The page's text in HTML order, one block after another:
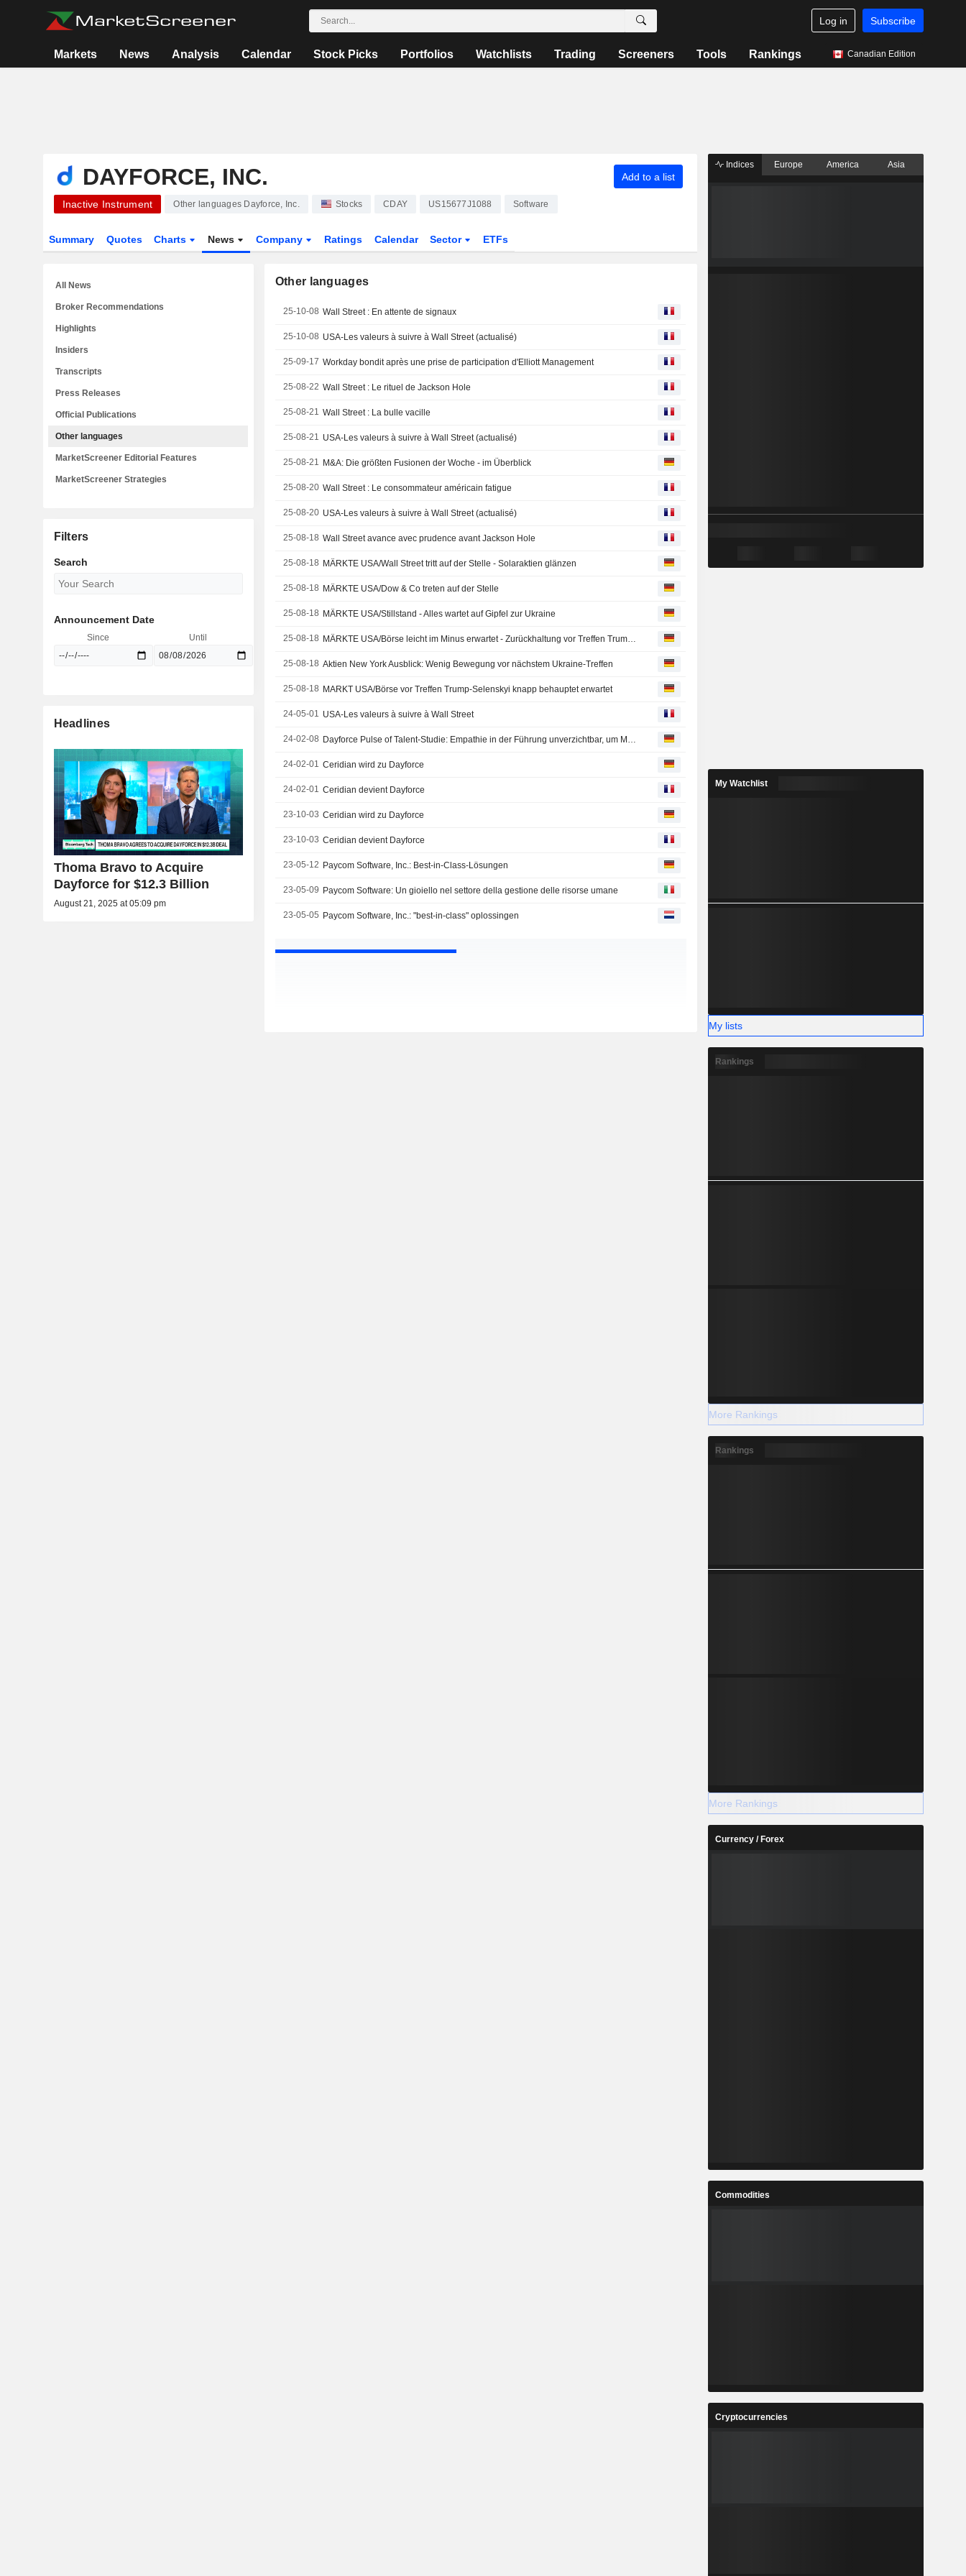
Log in Subscribe
Markets News Analysis Calendar Stock Picks Portfolios Watchlists Trading Screeners Tools Rankings Canadian Edition
DAYFORCE, INC. Add to a list
Inactive Instrument Other languages Dayforce, Inc. Stocks CDAY US15677J1088 Software
Summary Quotes Charts News Company Ratings Calendar Sector ETFs
Other languages
25-10-08 Wall Street : En attente de signaux
25-10-08 USA-Les valeurs à suivre à Wall Street (actualisé)
25-09-17 Workday bondit après une prise de participation d'Elliott Management
25-08-22 Wall Street : Le rituel de Jackson Hole
25-08-21 Wall Street : La bulle vacille
25-08-21 USA-Les valeurs à suivre à Wall Street (actualisé)
25-08-21 M&A: Die größten Fusionen der Woche - im Überblick
25-08-20 Wall Street : Le consommateur américain fatigue
25-08-20 USA-Les valeurs à suivre à Wall Street (actualisé)
25-08-18 Wall Street avance avec prudence avant Jackson Hole
25-08-18 MÄRKTE USA/Wall Street tritt auf der Stelle - Solaraktien glänzen
25-08-18 MÄRKTE USA/Dow & Co treten auf der Stelle
25-08-18 MÄRKTE USA/Stillstand - Alles wartet auf Gipfel zur Ukraine
25-08-18 MÄRKTE USA/Börse leicht im Minus erwartet - Zurückhaltung vor Treffen Trump/Selenskyi
25-08-18 Aktien New York Ausblick: Wenig Bewegung vor nächstem Ukraine-Treffen
25-08-18 MARKT USA/Börse vor Treffen Trump-Selenskyi knapp behauptet erwartet
24-05-01 USA-Les valeurs à suivre à Wall Street
24-02-08 Dayforce Pulse of Talent-Studie: Empathie in der Führung unverzichtbar, um Mitarbeiterinteressen und geschäftliche Belange in Einklang zu bringen
24-02-01 Ceridian wird zu Dayforce
24-02-01 Ceridian devient Dayforce
23-10-03 Ceridian wird zu Dayforce
23-10-03 Ceridian devient Dayforce
23-05-12 Paycom Software, Inc.: Best-in-Class-Lösungen
23-05-09 Paycom Software: Un gioiello nel settore della gestione delle risorse umane
23-05-05 Paycom Software, Inc.: "best-in-class" oplossingen
All News
Broker Recommendations
Highlights
Insiders
Transcripts
Press Releases
Official Publications
Other languages
MarketScreener Editorial Features
MarketScreener Strategies
Filters
Search
Announcement Date
Since Until
Headlines
Thoma Bravo to Acquire
Dayforce for $12.3 Billion
August 21, 2025 at 05:09 pm
Indices Europe America Asia
My Watchlist
My lists
Rankings
More Rankings
Rankings
More Rankings
Currency / Forex
Commodities
Cryptocurrencies